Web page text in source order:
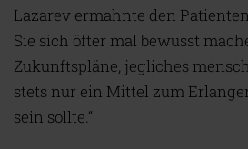
Lazarev ermahnte den
Sie sich öfter mal bewusst
Zukunftspläne, jegliches
stets nur ein Mittel zum
sein sollte.“